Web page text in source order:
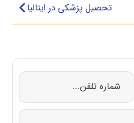
تحصیل پزشکی در ایتالیا